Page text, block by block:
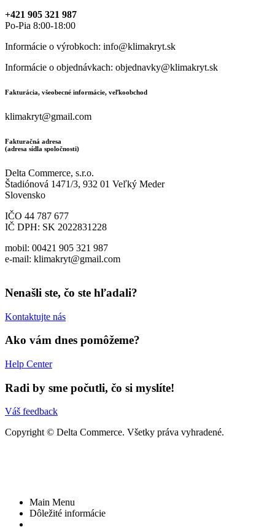
+421 905 321 987
Po-Pia 8:00-18:00
Informácie o výrobkoch: info@klimakryt.sk
Informácie o objednávkach: objednavky@klimakryt.sk
Fakturácia, všeobecné informácie, veľkoobchod
klimakryt@gmail.com
Fakturačná adresa
(adresa sídla spoločnosti)
Delta Commerce, s.r.o.
Štadiónová 1471/3, 932 01 Veľký Meder
Slovensko
IČO 44 787 677
IČ DPH: SK 2022831228
mobil: 00421 905 321 987
e-mail: klimakryt@gmail.com
Nenašli ste, čo ste hľadali?
Kontaktujte nás
Ako vám dnes pomôžeme?
Help Center
Radi by sme počutli, čo si myslíte!
Váš feedback
Copyright © Delta Commerce. Všetky práva vyhradené.
Main Menu
Dôležité informácie